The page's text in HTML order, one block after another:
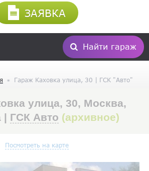
Найти гараж
ЗАЯВКА
Гараж Каховка улица, 30 | ГСК "Авто"
улица, 30, Москва,
| ГСК Авто (архивное)
Посмотреть на карте